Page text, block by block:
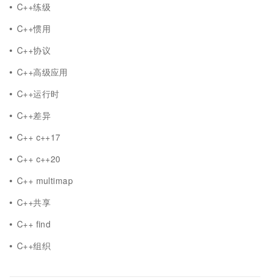
C++练级
C++惯用
C++协议
C++高级应用
C++运行时
C++差异
C++ c++17
C++ c++20
C++ multimap
C++共享
C++ find
C++组织